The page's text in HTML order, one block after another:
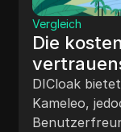
Vergleich
Ihre
DICloak
Antbrowser,
zu einem